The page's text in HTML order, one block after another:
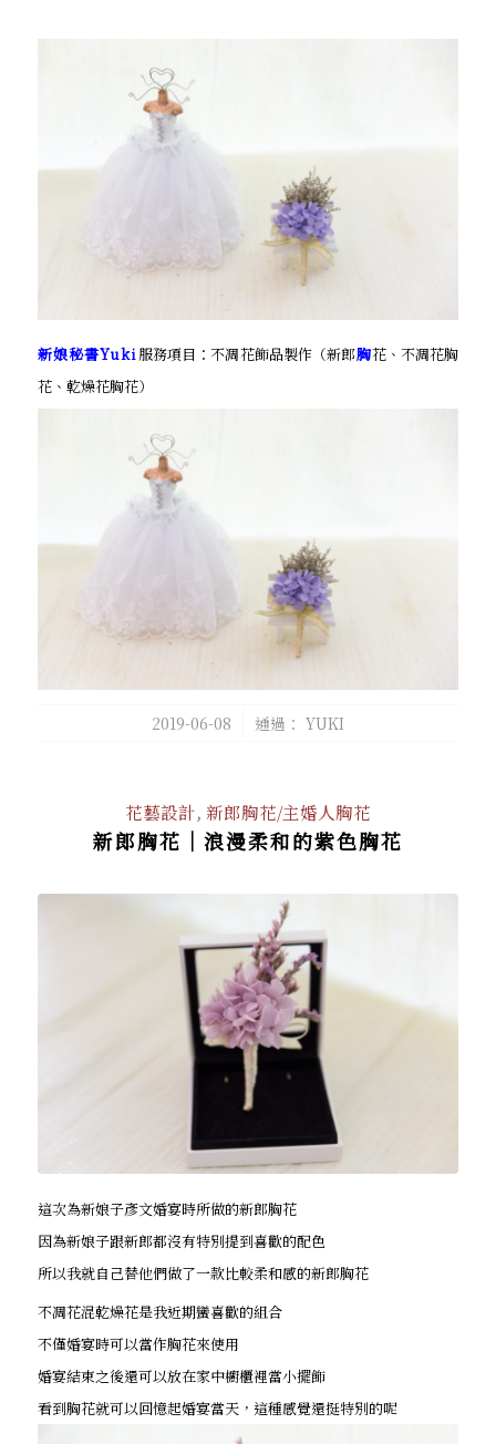
新娘秘書Yuki 服務項目：不凋花飾品製作（新郎胸花、不凋花胸
花、乾燥花胸花）
2019-06-08
/ 通過： YUKI
花藝設計, 新郎胸花/主婚人胸花
新郎胸花｜浪漫柔和的紫色胸花
這次為新娘子彥文婚宴時所做的新郎胸花
因為新娘子跟新郎都沒有特別提到喜歡的配色
所以我就自己替他們做了一款比較柔和感的新郎胸花
不凋花混乾燥花是我近期蠻喜歡的組合
不僅婚宴時可以當作胸花來使用
婚宴結束之後還可以放在家中櫥櫃裡當小擺飾
看到胸花就可以回憶起婚宴當天，這種感覺還挺特別的呢